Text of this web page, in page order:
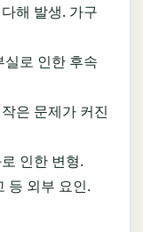
해 발생. 가구
로 인한 후속
은 문제가 커진
인한 변형.
등 외부 요인.